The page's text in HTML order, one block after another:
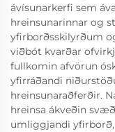
ávísunarkerfi sem
hreinsunarinnar og
yfirborðsskilyrðum
viðbót kvarðar
fullkomin afvörun
yfirráðandi
hreinsunaraðferðir.
hreinsa ákveðin
umliggjandi